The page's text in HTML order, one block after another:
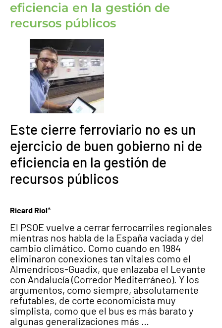
eficiencia en la gestión de
recursos públicos
Este cierre ferroviario no es un
ejercicio de buen gobierno ni de
eficiencia en la gestión de
recursos públicos
Ricard Riol*
El PSOE vuelve a cerrar ferrocarriles regionales
mientras nos habla de la España vaciada y del
cambio climático. Como cuando en 1984
eliminaron conexiones tan vitales como el
Almendricos-Guadix, que enlazaba el Levante
con Andalucía (Corredor Mediterráneo). Y los
argumentos, como siempre, absolutamente
refutables, de corte economicista muy
simplista, como que el bus es más barato y
algunas generalizaciones más …